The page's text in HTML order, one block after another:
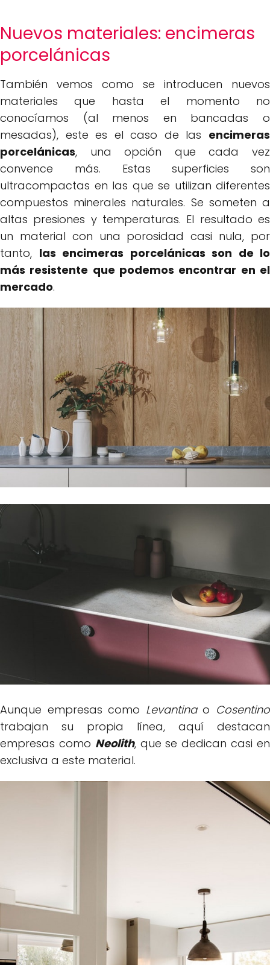
Nuevos materiales: encimeras
porcelánicas
También vemos como se introducen nuevos
materiales que hasta el momento no
conocíamos (al menos en bancadas o
mesadas), este es el caso de las encimeras
porcelánicas, una opción que cada vez
convence más. Estas superficies son
ultracompactas en las que se utilizan diferentes
compuestos minerales naturales. Se someten a
altas presiones y temperaturas. El resultado es
un material con una porosidad casi nula, por
tanto, las encimeras porcelánicas son de lo
más resistente que podemos encontrar en el
mercado.
Aunque empresas como Levantinao Cosentino
trabajan su propia línea, aquí destacan
empresas como Neolith, que se dedican casi en
exclusiva a este material.